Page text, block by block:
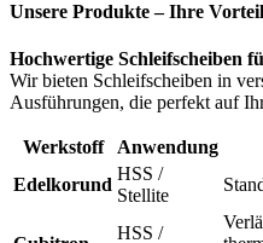
Unsere Produkte – Ihre
Hochwertige Schleifscheiben
Wir bieten Schleifscheiben in
Ausführungen, die perfekt auf
Werkstoff Anwendung
Edelkorund
HSS /
Stellite
HSS /